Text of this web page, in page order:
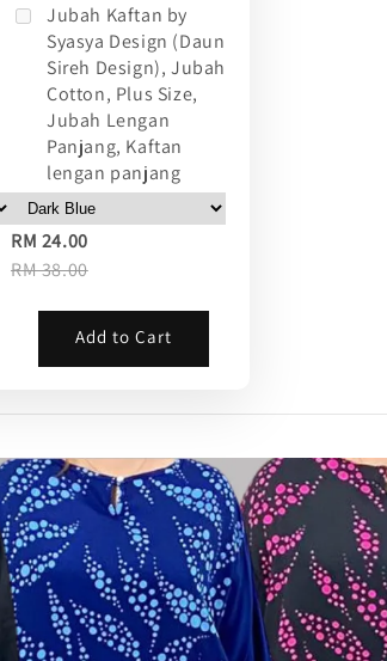
Jubah Kaftan by
Syasya Design (Daun
Sireh Design), Jubah
Cotton, Plus Size,
Jubah Lengan
Panjang, Kaftan
lengan panjang
RM 24.00
RM 38.00
Add to Cart